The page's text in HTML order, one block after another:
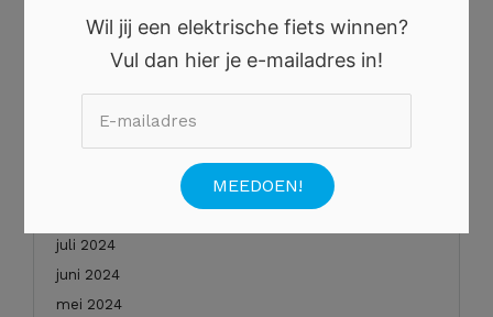
mei 2025
januari 2025
december 2024
november 2024
juli 2024
juni 2024
mei 2024
Wil jij een elektrische fiets winnen?
Vul dan hier je e-mailadres in!